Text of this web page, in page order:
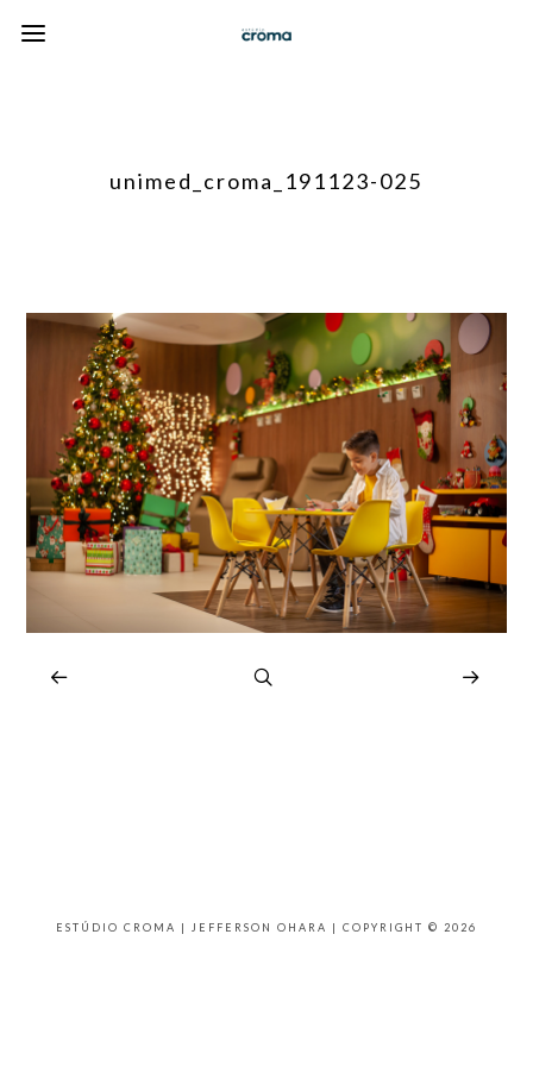
unimed_croma_191123-025
ESTÚDIO CROMA | JEFFERSON OHARA | COPYRIGHT © 2026